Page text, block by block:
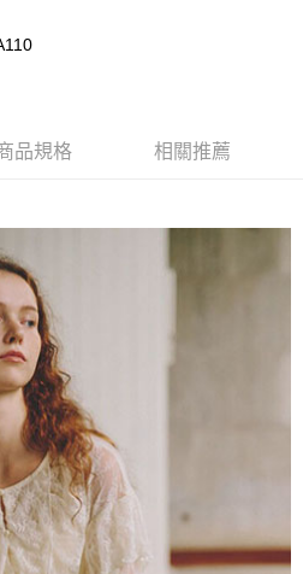
期的期數、繳款截止日，確認付款後即完
哥付你分期」於每月結算日後寄送繳費提
擇「超商條碼／台灣大直營門市／銀行轉
通路繳費。
限公司」（以下簡稱本公司）所提供，讓
商品或服務，並由商店將買賣／分期付款
使用本公司帳單繳交帳款。
期」之契約關係目的，商店將以您的個人
供予台灣大哥大進項蒐集、處理及利用，
需資料之確認、核對及更正。
結：
https://oppay.tw/userRule
後才付款」的支付方式。 讓您購物簡單
卡、不需儲值。
證，即可結帳。
再付款。
後付」後，將跳轉至「AFTEE先享後付」
額後，即可完成結帳。
費通知簡訊。
點擊此簡訊中的連結，可透過四大超商／
付款，方視為交易完成。
立刻繳費，但若您需要取消訂單，請聯絡
消之訂單仍視為有效，需透過AFTEE先享
後付 」之結帳頁面顯示為準，若有關於
款等相關疑問，請聯繫「AFTEE先享後付
support/home
)免運費
)免運費
上)免運費
)免運費
品規格 相關推薦